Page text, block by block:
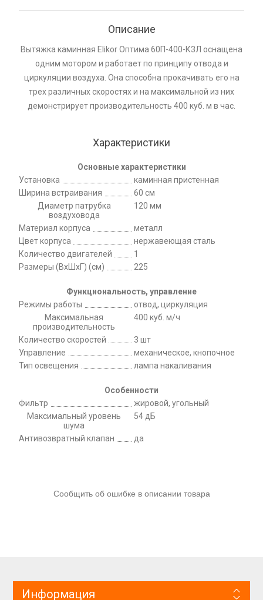
Описание
Вытяжка каминная Elikor Оптима 60П-400-К3Л оснащена
одним мотором и работает по принципу отвода и
циркуляции воздуха. Она способна прокачивать его на
трех различных скоростях и на максимальной из них
демонстрирует производительность 400 куб. м в час.
Характеристики
Основные характеристики
Установка
каминная пристенная
Ширина встраивания
60 см
Диаметр патрубка
воздуховода
120 мм
Материал корпуса
металл
Цвет корпуса
нержавеющая сталь
Количество двигателей
1
Размеры (ВхШхГ) (см)
225
Функциональность, управление
Режимы работы
отвод, циркуляция
Максимальная
производительность
400 куб. м/ч
Количество скоростей
3 шт
Управление
механическое, кнопочное
Тип освещения
лампа накаливания
Особенности
Фильтр
жировой, угольный
Максимальный уровень
шума
54 дБ
Антивозвратный клапан да
Сообщить об ошибке в описании товара
Информация